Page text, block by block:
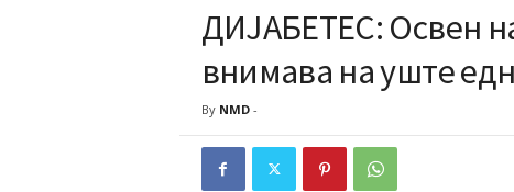
ДИЈАБЕТЕС: Освен
внимава на уште
By NMD-